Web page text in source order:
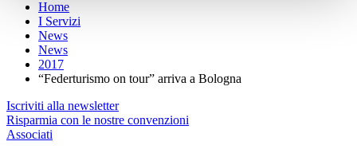
Home
I Servizi
News
News
2017
“Federturismo on tour” arriva a Bologna
Iscriviti alla newsletter
Risparmia con le nostre convenzioni
Associati